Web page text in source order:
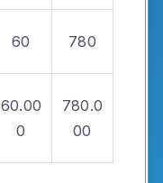
60 780
60.00
0
780.0
00